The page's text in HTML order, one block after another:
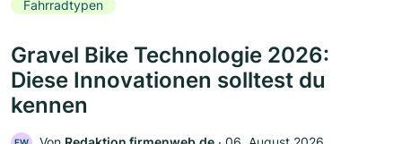
Fahrradtypen
Gravel Bike Technologie 2026:
Diese Innovationen solltest du
kennen